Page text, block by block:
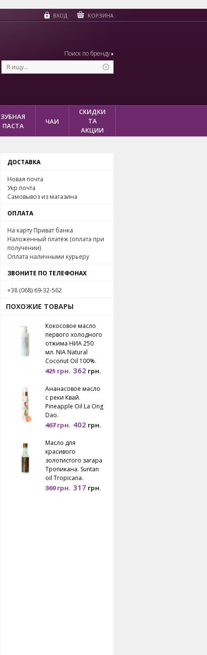
ВХОД КОРЗИНА
Поиск по бренду
ЗУБНАЯ
ПАСТА
ЧАИ
СКИДКИ
ТА
АКЦИИ
ДОСТАВКА
Новая почта
Укр почта
Самовывоз из магазина
ОПЛАТА
На карту Приват банка
Наложенный платёж (оплата при
получении)
Оплата наличными курьеру
ЗВОНИТЕ ПО ТЕЛЕФОНАХ
+38 (068) 69-32-562
ПОХОЖИЕ ТОВАРЫ
Кокосовое масло
первого холодного
отжима НИА 250
мл. NIA Natural
Coconut Oil 100%.
421 грн. 362 грн.
Ананасовое масло
с реки Квай.
Pineapple Oil La Ong
Dao.
467 грн. 402 грн.
Масло для
красивого
золотистого загара
Тропикана. Suntan
oil Tropicana.
369 грн. 317 грн.